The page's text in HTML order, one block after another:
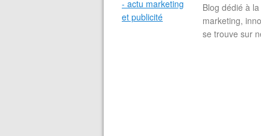
Blog dédié à
marketing,
se trouve sur